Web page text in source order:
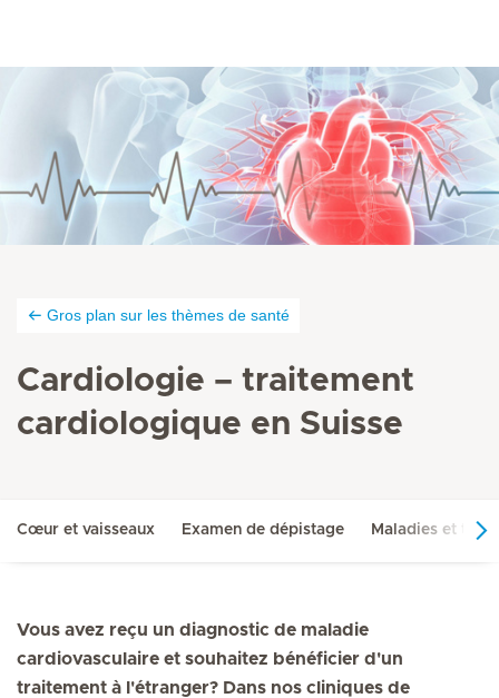
Gros plan sur les thèmes de santé
Cardiologie – traitement
cardiologique en Suisse
Cœur et vaisseaux Examen de dépistage Maladies et
Vous avez reçu un diagnostic de maladie
cardiovasculaire et souhaitez bénéficier d'un
traitement à l'étranger? Dans nos cliniques de